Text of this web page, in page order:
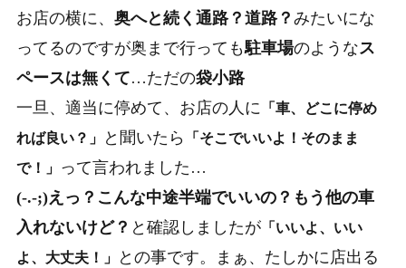
お店の横に、 奥へと続く通路？道路？ みたいにな
ってるのですが奥まで行っても駐車場のようなス
ペースは無くて…ただの袋小路
一旦、適当に停めて、お店の人に
「車、どこに停め
れば良い？」
と聞いたら
「そこでいいよ！そのまま
で！」 って言われました…
(-.-;)えっ？こんな中途半端でいいの？もう他の車
入れないけど？ と確認しましたが「いいよ、いい
よ、大丈夫！」
との事です。まぁ、たしかに店出る